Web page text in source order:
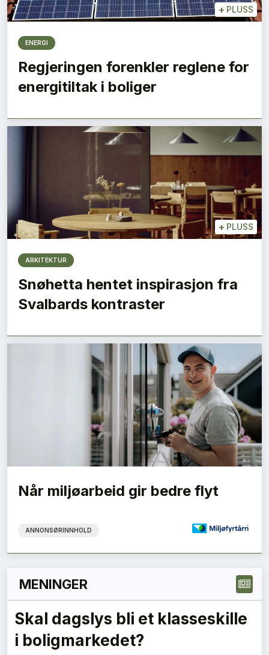
+ PLUSS
ENERGI
Regjeringen forenkler reglene for
energitiltak i boliger
+ PLUSS
ARKITEKTUR
Snøhetta hentet inspirasjon fra
Svalbards kontraster
Når miljøarbeid gir bedre flyt
ANNONSØRINNHOLD
MENINGER
Grønne anskaffelser må gi
forutsigbare krav – en